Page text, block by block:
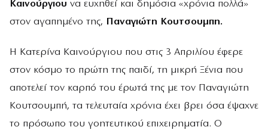
Καινούργιου να ευχηθεί και δημόσια «χρόνια πολλά»
στον αγαπημένο της, Παναγιώτη Κουτσουμπη.
Η Κατερίνα Καινούργιου που στις 3 Απριλίου έφερε
στον κόσμο το πρώτη της παιδί, τη μικρή Ξένια που
αποτελεί τον καρπό του έρωτά της με τον Παναγιώτη
Κουτσουμπή, τα τελευταία χρόνια έχει βρει όσα έψαχνε
το πρόσωπο του γοητευτικού επιχειρηματία. Ο